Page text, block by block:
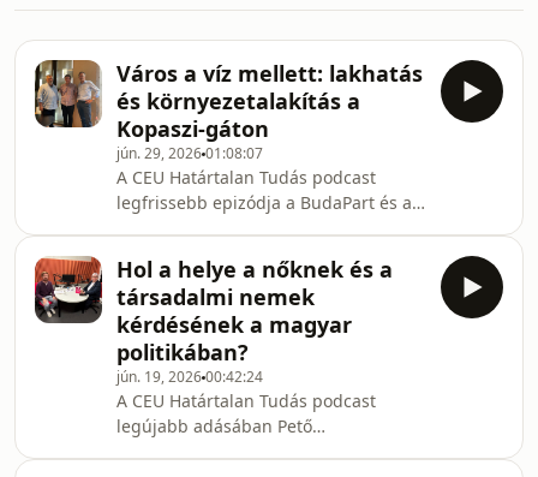
Város a víz mellett: lakhatás
és környezetalakítás a
Kopaszi-gáton
jún. 29, 202601:08:07
A CEU Határtalan Tudás podcast
legfrissebb epizódja a BudaPart és a
projektjének kulisszatitkait,
urbanisztikai és tájépítészeti
megoldásait járja körül. A szakértő
meghívottak, Mohácsi Sándor
tájépítész, az S73 tervezőiroda vezető
tervezője, valamint Szabó Árpád
egyetemi docens, a BME Urbanisztika
Tanszékének vezetője a vízparti
Hol a helye a nőknek és a
társadalmi nemek
kérdésének a magyar
politikában?
jún. 19, 202600:42:24
A CEU Határtalan Tudás podcast
legújabb adásában Pető